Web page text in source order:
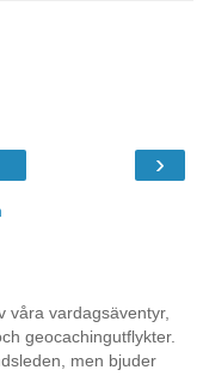
›
våra vardagsäventyr,
geocachingutflykter.
men bjuder